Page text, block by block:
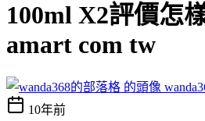
100ml X2評價怎
amart com tw
10年前